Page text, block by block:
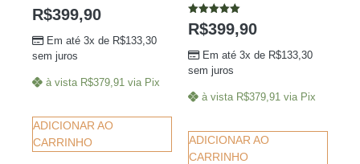
R$399,90
Em até 3x de R$133,30
sem juros
à vista R$379,91 via Pix
ADICIONAR AO
CARRINHO
Avaliação
5.00
R$399,90
Em até 3x de R$133,30
sem juros
à vista R$379,91 via Pix
ADICIONAR AO
CARRINHO